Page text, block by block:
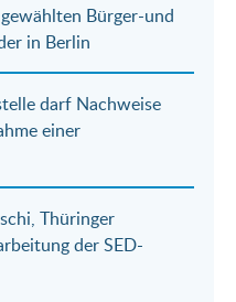
Bürger-und
in Berlin
darf Nachweise
einer
Thüringer
der SED-